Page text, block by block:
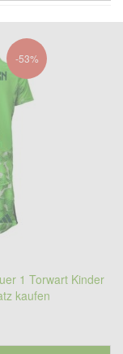
-53%
1 Torwart Kinder
kaufen